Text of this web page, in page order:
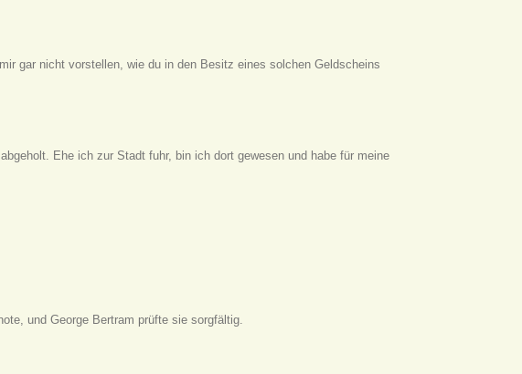
gar nicht vorstellen, wie du in den Besitz eines solchen Geldscheins
Ehe ich zur Stadt fuhr, bin ich dort gewesen und habe für meine
und George Bertram prüfte sie sorgfältig.